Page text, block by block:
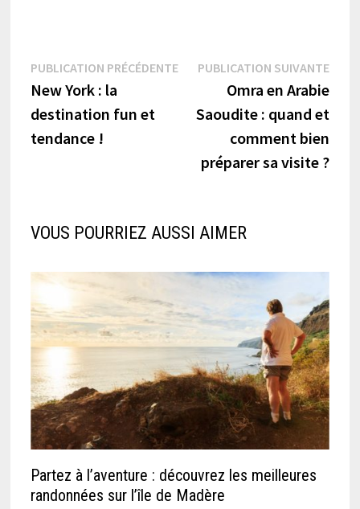
Navigation
de
l’article
PUBLICATION PRÉCÉDENTEPublication
précédente :
New York : la
destination fun et
tendance !
PUBLICATION SUIVANTE
Omra en Arabie
Saoudite : quand et
comment bien
préparer sa visite ?
VOUS POURRIEZ AUSSI AIMER
Partez à l’aventure : découvrez les meilleures
randonnées sur l’île de Madère